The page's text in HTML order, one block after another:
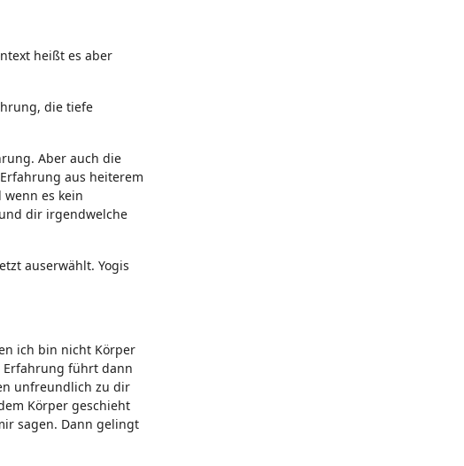
heißt es aber
die tiefe
Aber auch die
aus heiterem
es kein
dir irgendwelche
auserwählt. Yogis
ich bin nicht Körper
Erfahrung führt dann
unfreundlich zu dir
Körper geschieht
sagen. Dann gelingt